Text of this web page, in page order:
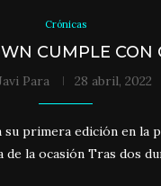
Crónicas
CUMPLE CON
Para 28 abril, 2022
primera edición en la
de la ocasión Tras dos